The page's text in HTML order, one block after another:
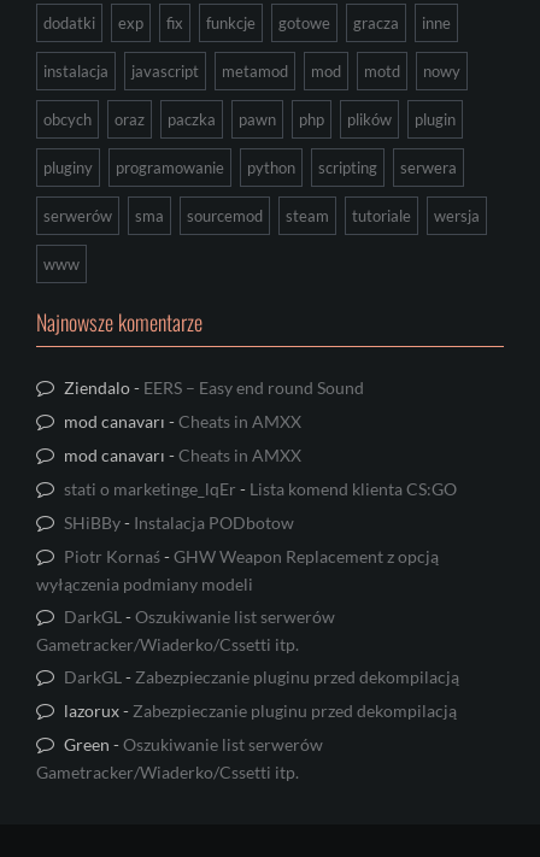
dodatki exp fix funkcje gotowe gracza inne
instalacja javascript metamod mod motd nowy
obcych oraz paczka pawn php plików plugin
pluginy programowanie python scripting serwera
serwerów sma sourcemod steam tutoriale wersja
www
Najnowsze komentarze
Ziendalo- EERS – Easy end round Sound
mod canavarı -Cheats in AMXX
mod canavarı -Cheats in AMXX
stati o marketinge_lqEr - Lista komend klienta CS:GO
SHiBBy- Instalacja PODbotow
Piotr Kornaś-GHW Weapon Replacement z opcją
wyłączenia podmiany modeli
DarkGL -Oszukiwanie list serwerów
Gametracker/Wiaderko/Cssetti itp.
DarkGL - Zabezpieczanie pluginu przed dekompilacją
lazorux- Zabezpieczanie pluginu przed dekompilacją
Green -Oszukiwanie list serwerów
Gametracker/Wiaderko/Cssetti itp.